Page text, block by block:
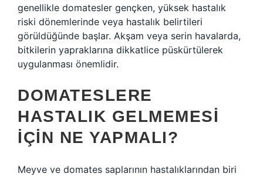
genellikle domatesler gençken, yüksek hastalık
riski dönemlerinde veya hastalık belirtileri
görüldüğünde başlar. Akşam veya serin havalarda,
bitkilerin yapraklarına dikkatlice püskürtülerek
uygulanması önemlidir.
DOMATESLERE
HASTALIK GELMEMESI
IÇIN NE YAPMALI?
Meyve ve domates saplarının hastalıklarından biri